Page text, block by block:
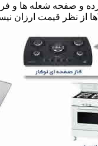
و صفحه شعله ها و فر
از نظر قیمت ارزان